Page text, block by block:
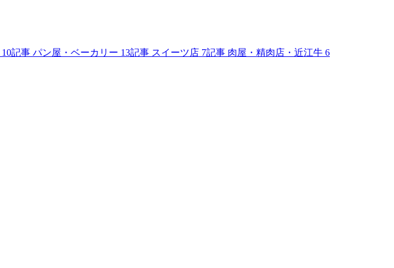
10記事 パン屋・ベーカリー 13記事 スイーツ店 7記事 肉屋・精肉店・近江牛 6